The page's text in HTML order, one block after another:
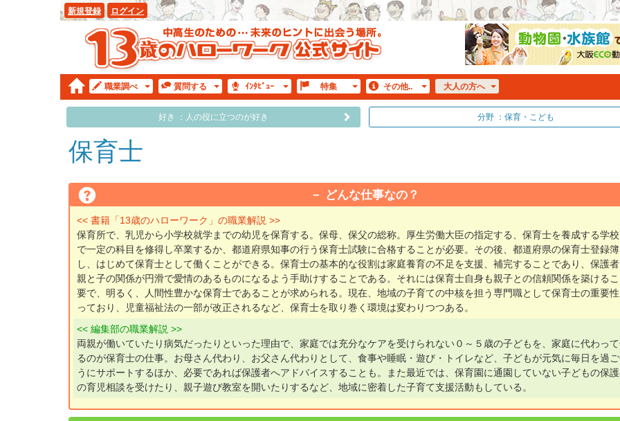
新規登録 ログイン
職業調べ 質問する ｲﾝﾀﾋﾞｭｰ 特集 その他.. 大人の方へ
好き ：人の役に立つのが好き 分野 ：保育・こども
保育士
どんな仕事なの？
<< 書籍「13歳のハローワーク」の職業解説 >>
保育所で、乳児から小学校就学までの幼児を保育する。保母、保父の総称。厚生労働大臣の指定する、保育士を養成する学
で一定の科目を修得し卒業するか、都道府県知事の行う保育士試験に合格することが必要。その後、都道府県の保育士登録
し、はじめて保育士として働くことができる。保育士の基本的な役割は家庭養育の不足を支援、補完することであり、保護
親と子の関係が円滑で愛情のあるものになるよう手助けすることである。それには保育士自身も親子との信頼関係を築ける
要で、明るく、人間性豊かな保育士であることが求められる。現在、地域の子育ての中核を担う専門職として保育士の重要性
っており、児童福祉法の一部が改正されるなど、保育士を取り巻く環境は変わりつつある。
<< 編集部の職業解説 >>
両親が働いていたり病気だったりといった理由で、家庭では充分なケアを受けられない０～５歳の子どもを、家庭に代わっ
るのが保育士の仕事。お母さん代わり、お父さん代わりとして、食事や睡眠・遊び・トイレなど、子どもが元気に毎日を過ご
うにサポートするほか、必要であれば保護者へアドバイスすることも。また最近では、保育園に通園していない子どもの保
の育児相談を受けたり、親子遊び教室を開いたりするなど、地域に密着した子育て支援活動もしている。